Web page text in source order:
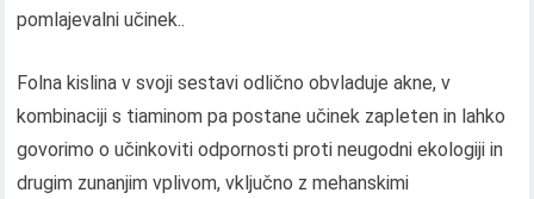
pomlajevalni učinek..
Folna kislina v svoji sestavi odlično obvladuje akne, v
kombinaciji s tiaminom pa postane učinek zapleten in lahko
govorimo o učinkoviti odpornosti proti neugodni ekologiji in
drugim zunanjim vplivom, vključno z mehanskimi